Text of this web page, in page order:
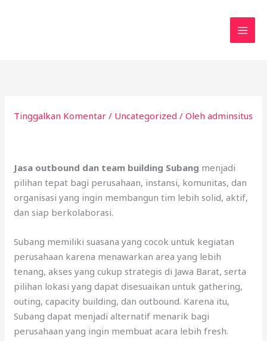
Tinggalkan Komentar / Uncategorized / Olehadminsitus
Jasa outbound dan team building Subang menjadi
pilihan tepat bagi perusahaan, instansi, komunitas, dan
organisasi yang ingin membangun tim lebih solid, aktif,
dan siap berkolaborasi.
Subang memiliki suasana yang cocok untuk kegiatan
perusahaan karena menawarkan area yang lebih
tenang, akses yang cukup strategis di Jawa Barat, serta
pilihan lokasi yang dapat disesuaikan untuk gathering,
outing, capacity building, dan outbound. Karena itu,
Subang dapat menjadi alternatif menarik bagi
perusahaan yang ingin membuat acara lebih fresh.